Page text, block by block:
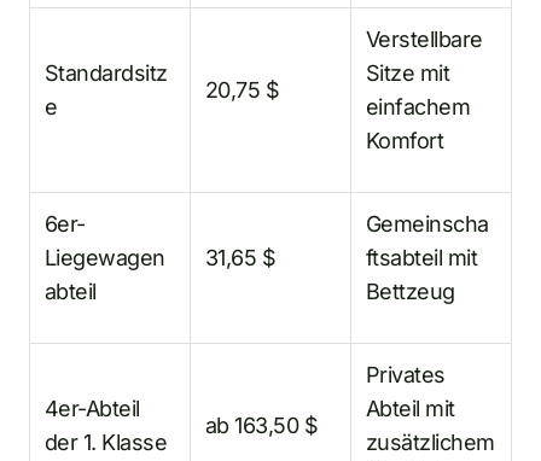
Standardsitz
e
20,75 $
Verstellbare
Sitze mit
einfachem
Komfort
6er-
Liegewagen
abteil
31,65 $
Gemeinscha
ftsabteil mit
Bettzeug
4er-Abteil
der 1. Klasse
ab 163,50 $
Privates
Abteil mit
zusätzlichem